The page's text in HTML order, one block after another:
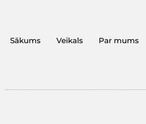
Sākums Veikals Par mums